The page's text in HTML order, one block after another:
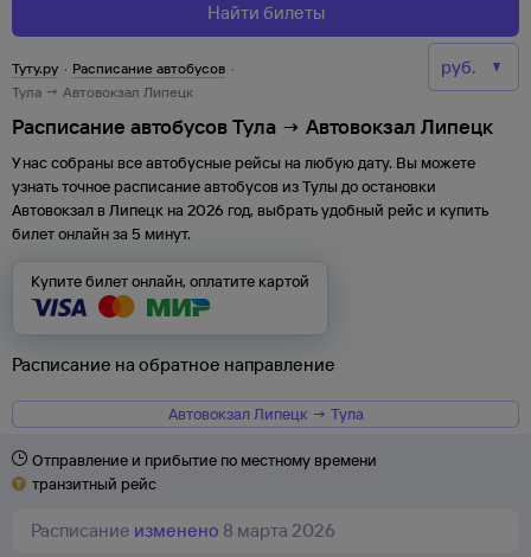
Найти билеты
Туту.ру · Расписание автобусов ·
Тула → Автовокзал Липецк
Расписание автобусов Тула → Автовокзал Липецк
У нас собраны все автобусные рейсы на любую дату. Вы можете
узнать точное расписание автобусов изТулы доостановки
Автовокзал в Липецк на 2026 год, выбрать удобный рейс и купить
билет онлайн за 5 минут.
Купите билет онлайн, оплатите картой
Расписание на обратное направление
Автовокзал Липецк → Тула
Отправление и прибытие по местному времени
транзитный рейс
Расписание изменено 8 марта 2026